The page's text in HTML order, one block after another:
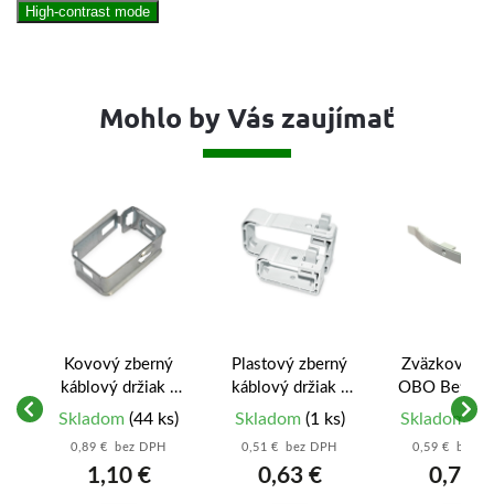
High-contrast mode
Mohlo by Vás zaujímať
Kovový zberný
káblový držiak -
KKM 30
Skladom (44 ks)
0,89 € bez DPH
1,10 €
Plastový zberný
káblový držiak -
KSH 15
Skladom (1 ks)
0,51 € bez DPH
0,63 €
Zväzkový
OBO
Grip
Skladom
0,59 € bez
0,72 €